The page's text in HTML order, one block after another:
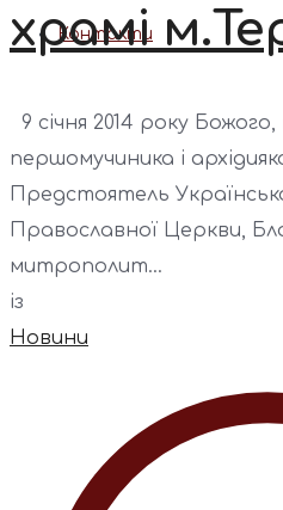
Контакти
храмі
9 січня 2014 року
першомучиника і
Предстоятель
Православної Церкви,
митрополит...
із
Новини